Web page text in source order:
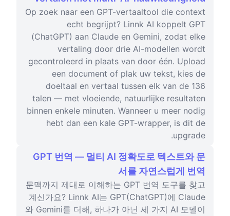
Op zoek naar een GPT-vertaaltool die context
echt begrijpt? Linnk AI koppelt GPT
(ChatGPT) aan Claude en Gemini, zodat elke
vertaling door drie AI-modellen wordt
gecontroleerd in plaats van door één. Upload
een document of plak uw tekst, kies de
doeltaal en vertaal tussen elk van de 136
talen — met vloeiende, natuurlijke resultaten
binnen enkele minuten. Wanneer u meer nodig
hebt dan een kale GPT-wrapper, is dit de
upgrade.
GPT 번역 — 멀티 AI 정확도로 텍스트와 문
서를 자연스럽게 번역
문맥까지 제대로 이해하는 GPT 번역 도구를 찾고
계신가요? Linnk AI는 GPT(ChatGPT)에 Claude
와 Gemini를 더해, 하나가 아닌 세 가지 AI 모델이